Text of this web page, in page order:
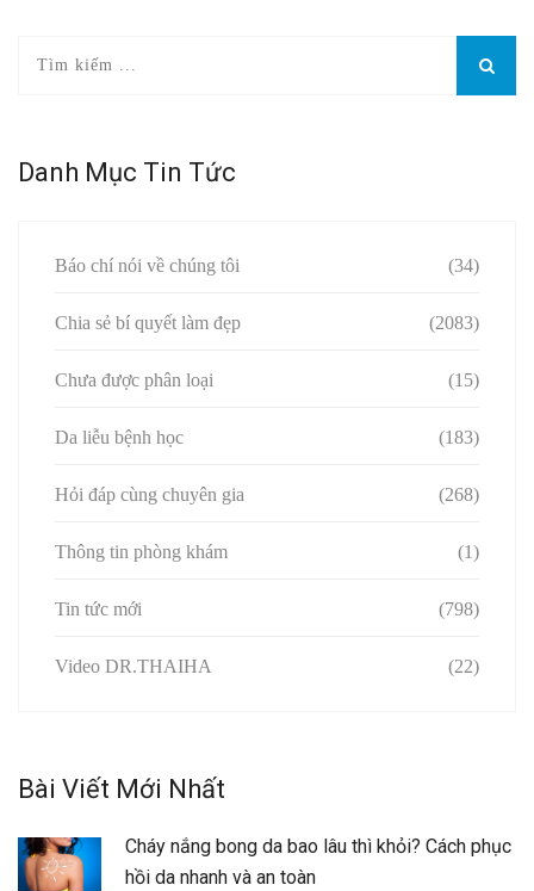
Danh Mục Tin Tức
Báo chí nói về chúng tôi (34)
Chia sẻ bí quyết làm đẹp (2083)
Chưa được phân loại (15)
Da liễu bệnh học (183)
Hỏi đáp cùng chuyên gia (268)
Thông tin phòng khám (1)
Tin tức mới (798)
Video DR.THAIHA (22)
Bài Viết Mới Nhất
Cháy nắng bong da bao lâu thì khỏi? Cách phục
hồi da nhanh và an toàn